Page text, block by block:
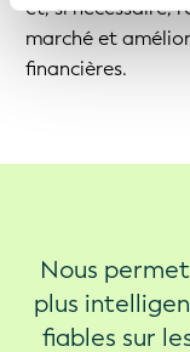
et, si nécessaire,
marché et
financières.
Nous
plus
fiables sur